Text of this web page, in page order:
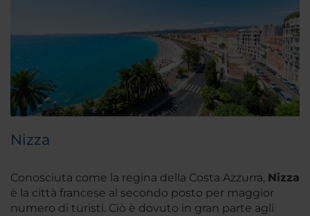
Nizza
Conosciuta come la regina della Costa Azzurra, Nizza
è la città francese al secondo posto per maggior
numero di turisti. Ciò è dovuto in gran parte agli